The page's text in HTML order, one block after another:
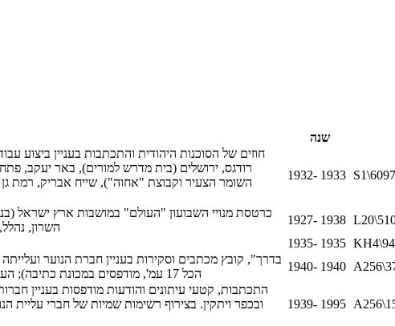
שנה
חוזים של הסוכנות היהודית והתכתבות בעניין ביצוע
רודגס, ירושלים (בית מדרש למורים), באר יעקב,
השומר הצעיר וקבוצת "אחוה"), שייח אבריק, רמת
1932- 1933 S1\6097
כרטסת מנויי השבועון "העולם" במושבות ארץ ישראל
השרון, נהלל,
1927- 1938
1935- 1935
הכל 17 עמ', מודפסים במכונת כתיבה); העתק בהדפסת צילום (חומר מתוך הארכיון "יד רחה פרייאר" בקיבוץ יקום)
1940- 1940
התכתבות, קטעי עיתונים והודעות מודפסות בעניין
1939- 1995